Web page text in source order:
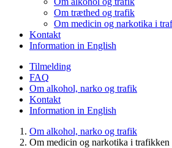
Om træthed og trafik
Om medicin og narkotika i
Kontakt
Information in English
Tilmelding
FAQ
Om alkohol, narko og trafik
Kontakt
Information in English
Om alkohol, narko og trafik
Om medicin og narkotika i trafikken